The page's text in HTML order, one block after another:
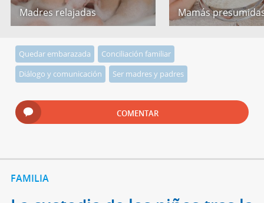
Madres relajadas Mamás
Quedar embarazada
Conciliación familiar
Diálogo y comunicación
Ser madres y padres
COMENTAR
FAMILIA